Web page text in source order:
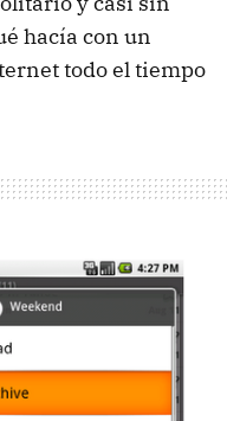
hacía con un
todo el tiempo